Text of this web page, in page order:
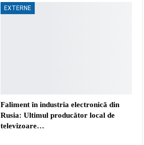
EXTERNE
Faliment în industria electronică din
Rusia: Ultimul producător local de
televizoare…